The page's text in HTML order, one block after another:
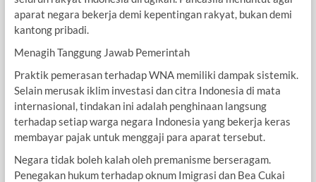
aparat negara bekerja demi kepentingan rakyat, bukan demi
kantong pribadi.
Menagih Tanggung Jawab Pemerintah
Praktik pemerasan terhadap WNA memiliki dampak sistemik.
Selain merusak iklim investasi dan citra Indonesia di mata
internasional, tindakan ini adalah penghinaan langsung
terhadap setiap warga negara Indonesia yang bekerja keras
membayar pajak untuk menggaji para aparat tersebut.
Negara tidak boleh kalah oleh premanisme berseragam.
Penegakan hukum terhadap oknum Imigrasi dan Bea Cukai